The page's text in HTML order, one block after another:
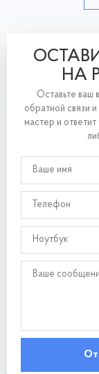
НА
Оставьте ваш
обратной связи
мастер и ответит
Ноутбук